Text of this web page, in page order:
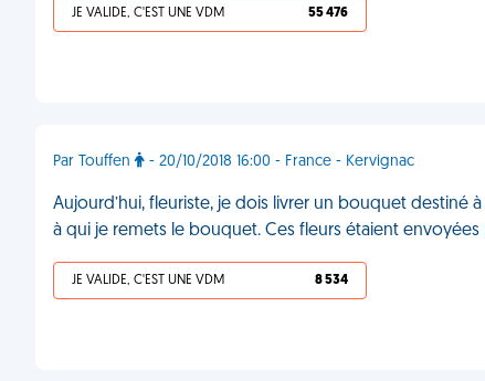
JE VALIDE, C'EST UNE VDM 55 476
Par Touffen - 20/10/2018 16:00 - France - Kervignac
Aujourd’hui, fleuriste, je dois livrer un bouquet destiné
à qui je remets le bouquet. Ces fleurs étaient envoyées
JE VALIDE, C'EST UNE VDM 8 534